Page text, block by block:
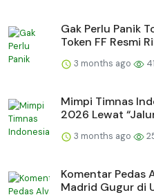
Gak Perlu Panik
Token FF Resmi
3 months ago
Mimpi Timnas
2026 Lewat
3 months ago
Komentar Pedas
Madrid Gugur di